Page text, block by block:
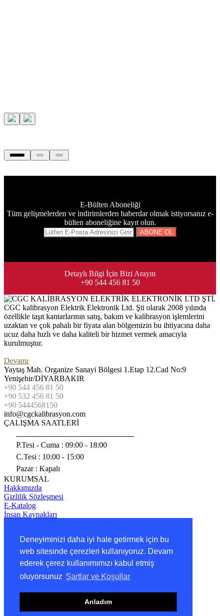
Deneyiminizi daha iyi hale getirmek için bu
web sitesinde çerezleri kullanıyoruz. Devam
ederek çerez kullanımımızı kabul etmiş
oluyorsunuz Şartlar ve Koşullar
Anladım
E-Bülten Aboneliği
Tüm gelişmelerden ve indirimlerden haberdar olmak istiyorsanız e-
bülten aboneliğine kayıt olun.
Detaylı Bilgi İçin Bizi Arayın
+90 544 456 81 50
CGC kalibrasyon Elektrik Elektronik Ltd. Şti olarak 2008 yılında
özellikle taşıt kantarlarının satış, bakım ve kalibrasyon işlemlerini
uzaktan ve çok pahalı bir fiyata alan bölgemizin bu ihtiyacına daha
ucuz daha hızlı ve daha kaliteli bir hizmet vermek amacıyla
kurulmuştur.
Devamı
Yaytaş Mah. Organize Sanayi Bölgesi 1.Etap 12.Cad No:9
Yenişehir/DİYARBAKIR
+90 544 456 81 50
+90 532 456 81 50
+90 5444568150
info@cgckalibrasyon.com
ÇALIŞMA SAATLERİ
P.Tesi - Cuma : 09:00 - 18:00
C.Tesi : 10:00 - 15:00
Pazar : Kapalı
KURUMSAL
Hakkımızda
Gizlilik Sözleşmesi
E-Katalog
İnsan Kaynakları
Ürünlerimiz
Projelerimiz
Markalarımız
Blog ve Haberler
Copyright 2020 Karahan Tasarım
kullanım sonucunda gerekli yasal işlemler yapılacaktır.